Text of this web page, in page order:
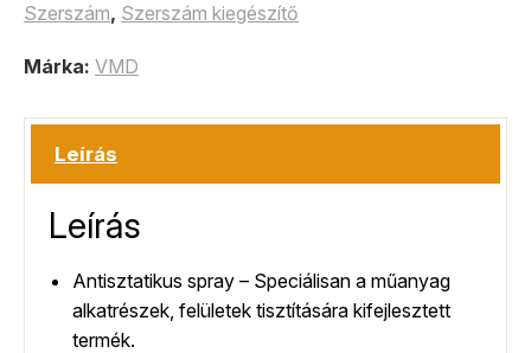
Szerszám, Szerszám kiegészítő
Márka: VMD
Leírás
Leírás
Antisztatikus spray – Speciálisan a műanyag
alkatrészek, felületek tisztítására kifejlesztett
termék.